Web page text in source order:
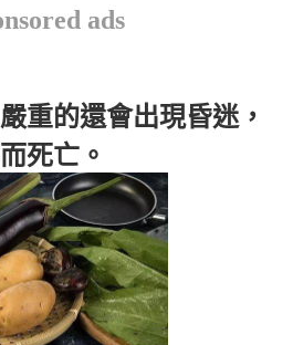
ads
重的還會出現昏迷，
死亡。